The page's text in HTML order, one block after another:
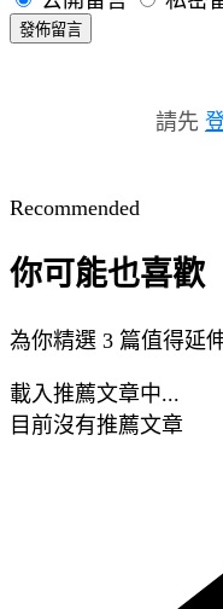
發佈留言
請先
Recommended
你可能也喜歡
為你精選 3 篇值得延
載入推薦文章中...
目前沒有推薦文章